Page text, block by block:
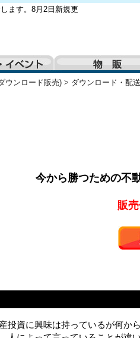
ます。8月2日新規更
ウンロード販売) > ダウンロード・配送
今から勝つための不
販
産投資に興味は持っているが何